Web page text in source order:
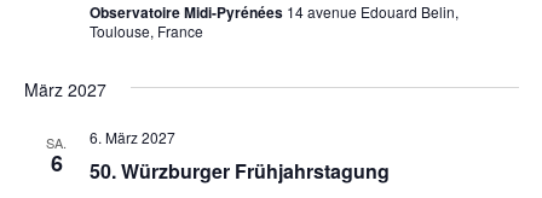
Observatoire Midi-Pyrénées 14 avenue Edouard Belin,
Toulouse, France
März 2027
SA.
6 50. Würzburger Frühjahrstagung
6. März 2027